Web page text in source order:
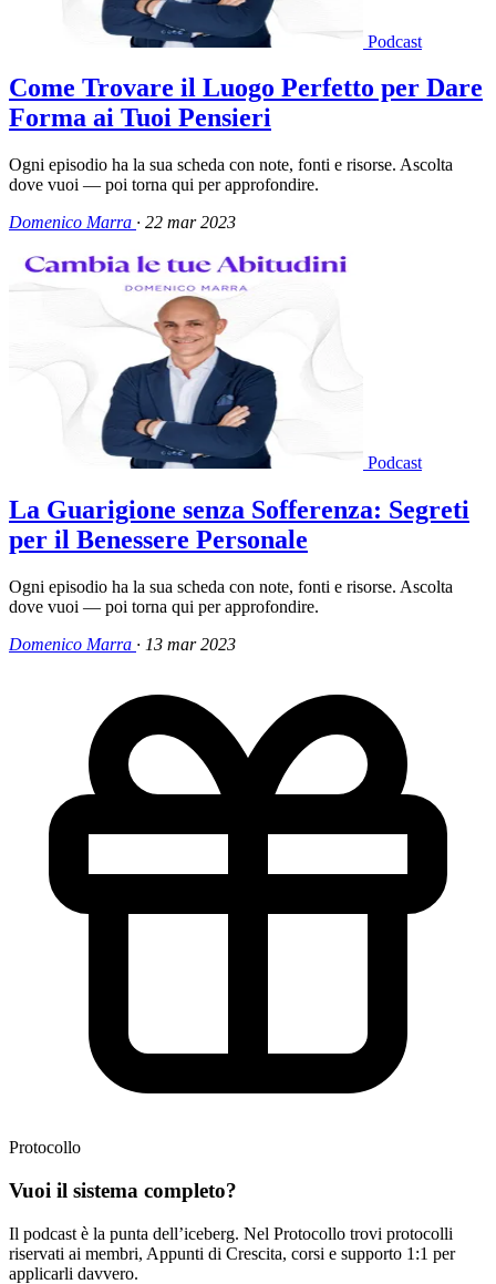
Podcast
Come Trovare il Luogo Perfetto per Dare
Forma ai Tuoi Pensieri
Ogni episodio ha la sua scheda con note, fonti e risorse. Ascolta
dove vuoi — poi torna qui per approfondire.
Domenico Marra · 22 mar 2023
Podcast
La Guarigione senza Sofferenza: Segreti
per il Benessere Personale
Ogni episodio ha la sua scheda con note, fonti e risorse. Ascolta
dove vuoi — poi torna qui per approfondire.
Domenico Marra · 13 mar 2023
Protocollo
Vuoi il sistema completo?
Il podcast è la punta dell’iceberg. Nel Protocollo trovi protocolli
riservati ai membri, Appunti di Crescita, corsi e supporto 1:1 per
applicarli davvero.